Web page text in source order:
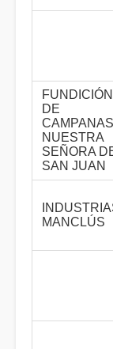
FUNDICIÓN
DE
CAMPANAS
NUESTRA
SEÑORA
SAN JUAN
MANCLÚS